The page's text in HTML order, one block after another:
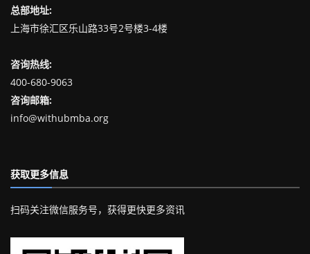
总部地址:
上海市徐汇区乐山路33号2号楼3-4楼
咨询热线:
400-680-9063
咨询邮箱:
info@withubmba.org
获取更多信息
扫码关注微信服务号，获得更快更多资讯